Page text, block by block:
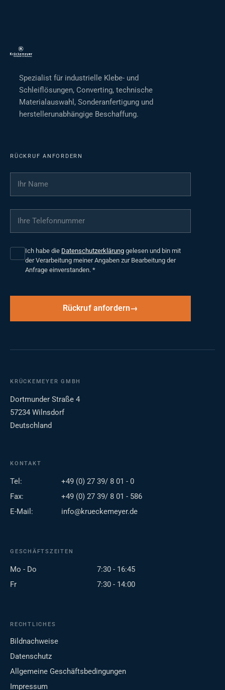
Spezialist für industrielle Klebe- und
Schleiflösungen, Converting, technische
Materialauswahl, Sonderanfertigung und
herstellerunabhängige Beschaffung.
RÜCKRUF ANFORDERN
Ihr Name
Ihre Telefonnummer
Ich habe die Datenschutzerklärung gelesen und bin mit
der Verarbeitung meiner Angaben zur Bearbeitung der
Anfrage einverstanden. *
Rückruf anfordern
KRÜCKEMEYER GMBH
Dortmunder Straße 4
57234 Wilnsdorf
Deutschland
KONTAKT
Tel:
+49 (0) 27 39/ 8 01 - 0
Fax:
+49 (0) 27 39/ 8 01 - 586
E-Mail:
info@krueckemeyer.de
GESCHÄFTSZEITEN
Mo - Do
7:30 - 16:45
Fr
7:30 - 14:00
RECHTLICHES
Bildnachweise
Datenschutz
Allgemeine Geschäftsbedingungen
Impressum